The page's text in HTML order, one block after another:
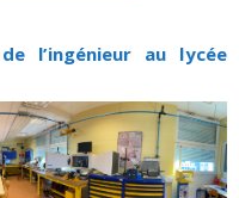
l’ingénieur au lycée